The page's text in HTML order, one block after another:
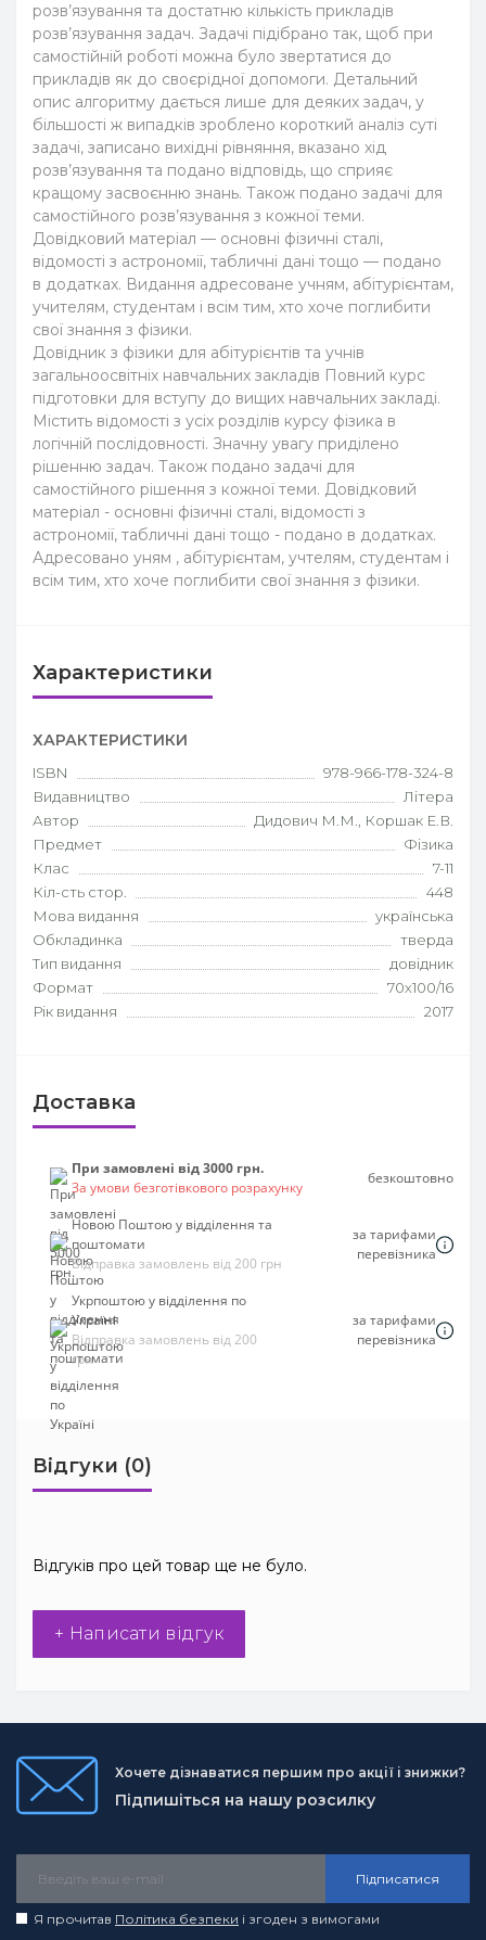
розв’язування та достатню кількість прикладів
розв’язування задач. Задачі підібрано так, щоб при
самостійній роботі можна було звертатися до
прикладів як до своєрідної допомоги. Детальний
опис алгоритму дається лише для деяких задач, у
більшості ж випадків зроблено короткий аналіз суті
задачі, записано вихідні рівняння, вказано хід
розв’язування та подано відповідь, що сприяє
кращому засвоєнню знань. Також подано задачі для
самостійного розв’язування з кожної теми.
Довідковий матеріал — основні фізичні сталі,
відомості з астрономії, табличні дані тощо — подано
в додатках. Видання адресоване учням, абітурієнтам,
учителям, студентам і всім тим, хто хоче поглибити
свої знання з фізики.
Довідник з фізики для абітурієнтів та учнів
загальноосвітніх навчальних закладів Повний курс
підготовки для вступу до вищих навчальних закладі.
Містить відомості з усіх розділів курсу фізика в
логічній послідовності. Значну увагу приділено
рішенню задач. Також подано задачі для
самостійного рішення з кожної теми. Довідковий
матеріал - основні фізичні сталі, відомості з
астрономії, табличні дані тощо - подано в додатках.
Адресовано уням , абітурієнтам, учтелям, студентам і
всім тим, хто хоче поглибити свої знання з фізики.
Характеристики
ХАРАКТЕРИСТИКИ
ISBN
978-966-178-324-8
Видавництво
Літера
Автор
Дидович М.М., Коршак Е.В.
Предмет
Фізика
Клас
7-11
Кіл-сть стор.
448
Мова видання
українська
Обкладинка
тверда
Тип видання
довідник
Формат
70х100/16
Рік видання
2017
Доставка
При замовлені від 3000 грн.
За умови безготівкового розрахунку
безкоштовно
Новою Поштою у відділення та
поштомати
Відправка замовлень від 200 грн
за тарифами
перевізника
Укрпоштою у відділення по
Україні
Відправка замовлень від 200
грн
за тарифами
перевізника
Відгуки (0)
Відгуків про цей товар ще не було.
+ Написати відгук
Хочете дізнаватися першим про акції і знижки?
Підпишіться на нашу розсилку
Підписатися
Я прочитав Політика безпеки і згоден з вимогами